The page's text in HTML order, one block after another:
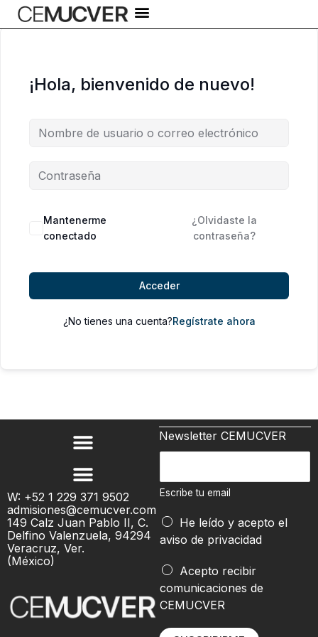
al
¡Hola, bienvenido de nuevo!
Alternative:
Mantenerme
conectado
¿Olvidaste la
contraseña?
Acceder
¿No tienes una cuenta?Regístrate ahora
W: +52 1 229 371 9502
admisiones@cemucver.com
149 Calz Juan Pablo II, C.
Delfino Valenzuela, 94294
Veracruz, Ver.
(México)
Newsletter CEMUCVER
c
i
b
e
u
e
m
Escribe tu email
He leído y acepto el
aviso de privacidad
t
E
c
Acepto recibir
comunicaciones de
CEMUCVER